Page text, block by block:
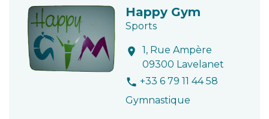
Happy Gym
Sports
location_on
1, Rue Ampère
09300 Lavelanet
phone +33 6 79 11 44 58
Gymnastique